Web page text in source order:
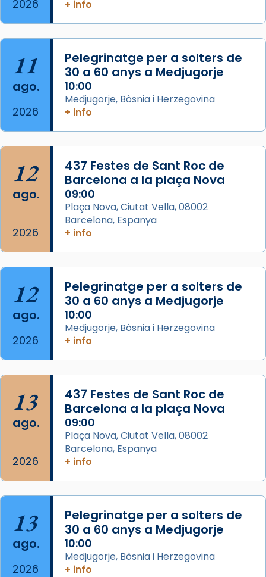
comitè organitzador de la visita apostòlica
del Sant Pare Lleó XIV a Barcelona, i als
col·laboradors, a la Catedral de Barcelona.
L’arquebisbe de Barcelona, el cardenal Joan
Josep Omella, ha presidit la missa i l’ha
concelebrat el bisbe auxiliar de Barcelona,
Mons. David Abadías.
📸 Dr. G. Simón
Foto
View on Facebook · Share
Arquebisbat de Barcelona
2 weeks ago
Memòria de les santes Juliana i
Acompanyant la història de sant Cugat, a
partir de l’Edat Mitjana sorgeix la tradició
que les santes Juliana (“relatiu a Júlia”) i
Semproniana (“relatiu a Semprònia =
eterna”) són deixebles seves. I l’any 1667, el
frare Joan Gaspar Roig, afirma en una obra
que les santes són filles de l’antiga Iluro.
Mataró en reivindicarà les relíq
View on Facebook · Share
2026
+ info
11
ago.
2026
Pelegrinatge per a solters de
30 a 60 anys a Medjugorje
10:00
Medjugorje, Bòsnia i Herzegovina
+ info
12
ago.
2026
437 Festes de Sant Roc de
Barcelona a la plaça Nova
09:00
Plaça Nova, Ciutat Vella, 08002
Barcelona, Espanya
+ info
12
ago.
2026
Pelegrinatge per a solters de
30 a 60 anys a Medjugorje
10:00
Medjugorje, Bòsnia i Herzegovina
+ info
13
ago.
2026
437 Festes de Sant Roc de
Barcelona a la plaça Nova
09:00
Plaça Nova, Ciutat Vella, 08002
Barcelona, Espanya
+ info
13
ago.
2026
Pelegrinatge per a solters de
30 a 60 anys a Medjugorje
10:00
Medjugorje, Bòsnia i Herzegovina
+ info